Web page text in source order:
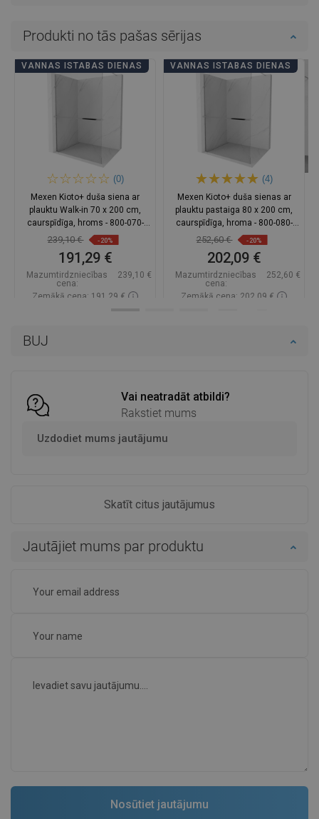
BUJ
Vai neatradāt atbildi?
Rakstiet mums
Uzdodiet mums jautājumu
Skatīt citus jautājumus
Jautājiet mums par produktu
Produkti no tās pašas sērijas
VANNAS ISTABAS DIENAS
(0)
Mexen Kioto+ duša siena ar
plauktu Walk-in 70 x 200 cm,
caurspīdīga, hroms - 800-070-
121-01-00
239,10 € -20%
191,29 €
Mazumtirdzniecības
cena:
239,10 €
Zemākā cena: 191,29 €
VANNAS ISTABAS DIENAS
(4)
Mexen Kioto+ duša sienas ar
plauktu pastaiga 80 x 200 cm,
caurspīdīga, hroma - 800-080-
121-01-00
252,60 € -20%
202,09 €
Mazumtirdzniecības
cena:
252,60 €
Zemākā cena: 202,09 €